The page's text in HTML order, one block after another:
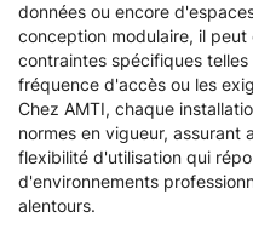
données ou encore
conception modulaire, il
contraintes spécifiques
fréquence d'accès ou les
Chez AMTI, chaque
normes en vigueur, assurant
flexibilité d'utilisation qui
d'environnements
alentours.